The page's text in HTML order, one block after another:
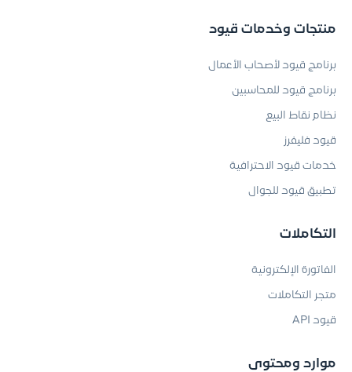
منتجات وخدمات قيود
برنامج قيود لأصحاب الأعمال
برنامج قيود للمحاسبين
نظام نقاط البيع
قيود فليفرز
خدمات قيود الاحترافية
تطبيق قيود للجوال
التكاملات
الفاتورة الإلكترونية
متجر التكاملات
قيود API
موارد ومحتوى